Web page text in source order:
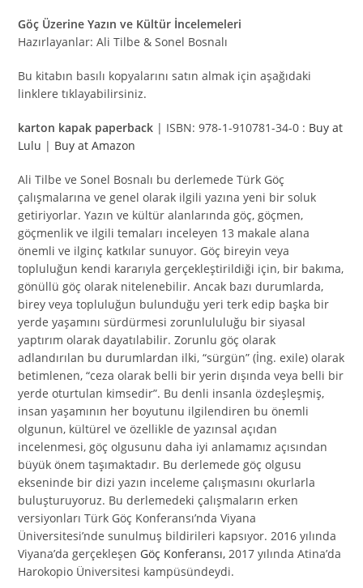
Göç Üzerine Yazın ve Kültür İncelemeleri
Hazırlayanlar: Ali Tilbe & Sonel Bosnalı
Bu kitabın basılı kopyalarını satın almak için aşağıdaki
linklere tıklayabilirsiniz.
karton kapak paperback | ISBN: 978-1-910781-34-0 : Buy at
Lulu | Buy at Amazon
Ali Tilbe ve Sonel Bosnalı bu derlemede Türk Göç
çalışmalarına ve genel olarak ilgili yazına yeni bir soluk
getiriyorlar. Yazın ve kültür alanlarında göç, göçmen,
göçmenlik ve ilgili temaları inceleyen 13 makale alana
önemli ve ilginç katkılar sunuyor. Göç bireyin veya
topluluğun kendi kararıyla gerçekleştirildiği için, bir bakıma,
gönüllü göç olarak nitelenebilir. Ancak bazı durumlarda,
birey veya topluluğun bulunduğu yeri terk edip başka bir
yerde yaşamını sürdürmesi zorunlululuğu bir siyasal
yaptırım olarak dayatılabilir. Zorunlu göç olarak
adlandırılan bu durumlardan ilki, “sürgün” (İng. exile) olarak
betimlenen, “ceza olarak belli bir yerin dışında veya belli bir
yerde oturtulan kimsedir”. Bu denli insanla özdeşleşmiş,
insan yaşamının her boyutunu ilgilendiren bu önemli
olgunun, kültürel ve özellikle de yazınsal açıdan
incelenmesi, göç olgusunu daha iyi anlamamız açısından
büyük önem taşımaktadır. Bu derlemede göç olgusu
ekseninde bir dizi yazın inceleme çalışmasını okurlarla
buluşturuyoruz. Bu derlemedeki çalışmaların erken
versiyonları Türk Göç Konferansı’nda Viyana
Üniversitesi’nde sunulmuş bildirileri kapsıyor. 2016 yılında
Viyana’da gerçekleşen Göç Konferansı,2017 yılında Atina’da
Harokopio Üniversitesi kampüsündeydi.